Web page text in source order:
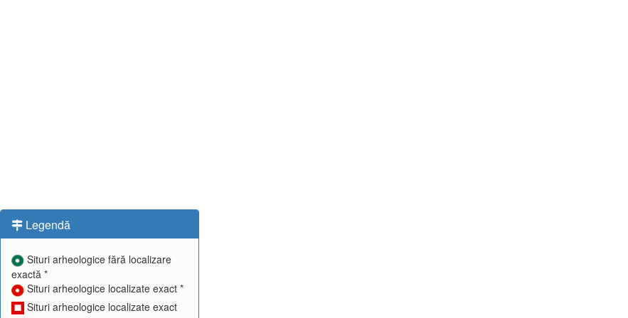
Legendă
Situri arheologice fără localizare
exactă *
Situri arheologice localizate exact *
Situri arheologice localizate exact